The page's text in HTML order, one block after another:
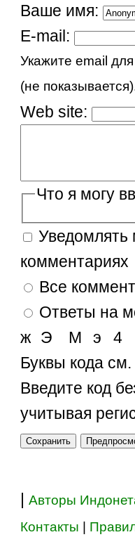
Ваше имя:
E-mail:
Укажите email
(не
Web site:
Что я могу
Уведомлять
комментариях
Все
Ответы на
э
4
М
ж Э
Буквы кода
Введите код
учитывая
|Авторы
Контакты